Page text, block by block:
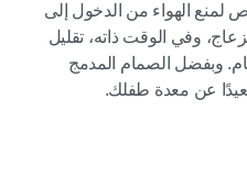
لمنع الهواء من الدخول إلى
وفي الوقت ذاته، تقليل
وبفضل الصمام المدمج
عن معدة طفلك.